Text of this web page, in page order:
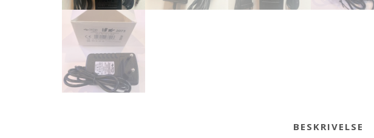
BESKRIVELSE